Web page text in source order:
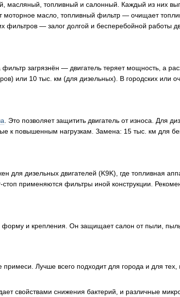
масляный, топливный и салонный. Каждый из них
моторное масло, топливный фильтр — очищает
фильтров — залог долгой и бесперебойной работы
загрязнён — двигатель теряет мощность, а
или 10 тыс. км (для дизельных). В городских или
. Это позволяет защитить двигатель от износа. Для
к повышенным нагрузкам. Замена: 15 тыс. км для
для дизельных двигателей (K9K), где топливная
стоп применяются фильтры иной конструкции.
и крепления. Он защищает салон от пыли,
Лучше всего подходит для города и для тех,
свойствами снижения бактерий, и различные